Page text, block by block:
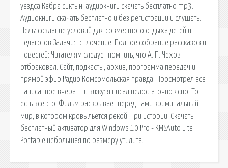
уездса Кебра сиктын. аудиокниги скачать бесплатно mp3.
Аудиокниги скачать бесплатно и без регистрации и слушать.
Цель: создание условий для совместного отдыха детей и
педагогов.Задачи:- сплочение. Полное собрание рассказов и
повестей: Читателям следует помнить, что А. П. Чехов
отбраковал. Сайт, подкасты, архив, программа передач и
прямой эфир Радио Комсомольская правда. Просмотрел все
написанное вчера -- и вижу: я писал недостаточно ясно. То
есть все это. Фильм раскрывает перед нами криминальный
мир, в котором кровь льется рекой. Три истории. Скачать
бесплатный активатор для Windows 10 Pro - KMSAuto Lite
Portable небольшая по размеру утилита.